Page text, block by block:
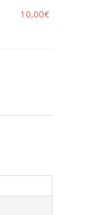
10,00€